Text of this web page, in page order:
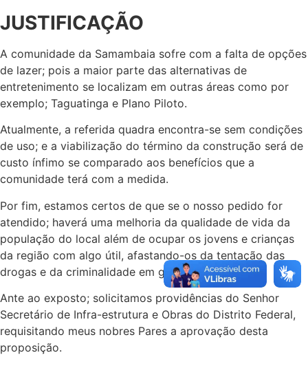
JUSTIFICAÇÃO
A comunidade da Samambaia sofre com a falta de opções
de lazer; pois a maior parte das alternativas de
entretenimento se localizam em outras áreas como por
exemplo; Taguatinga e Plano Piloto.
Atualmente, a referida quadra encontra-se sem condições
de uso; e a viabilização do término da construção será de
custo ínfimo se comparado aos benefícios que a
comunidade terá com a medida.
Por fim, estamos certos de que se o nosso pedido for
atendido; haverá uma melhoria da qualidade de vida da
população do local além de ocupar os jovens e crianças
da região com algo útil, afastando-os da tentação das
drogas e da criminalidade em geral.
Ante ao exposto; solicitamos providências do Senhor
Secretário de Infra-estrutura e Obras do Distrito Federal,
requisitando meus nobres Pares a aprovação desta
proposição.